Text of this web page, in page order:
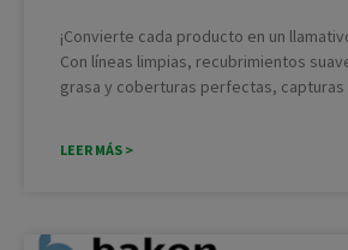
¡Convierte cada producto en un
Con líneas limpias, recubrimientos
grasa y coberturas perfectas,
LEER MÁS >